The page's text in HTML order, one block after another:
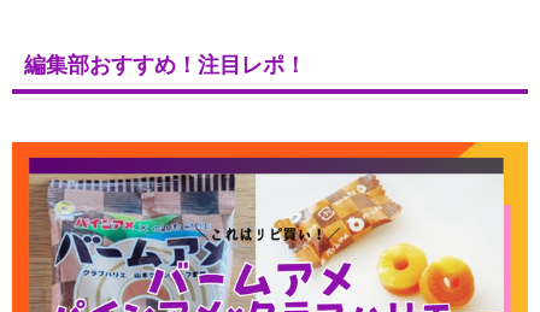
編集部おすすめ！注目レポ！